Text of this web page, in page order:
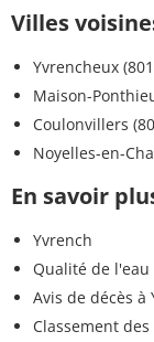
Villes
Yvrencheux
Maison-
Coulonvillers
Noyelles-en-
En savoir
Yvrench
Qualité de l'eau
Avis de décès à
Classement